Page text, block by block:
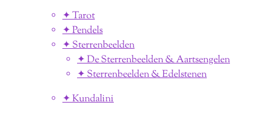
✦ Tarot
✦ Pendels
✦ Sterrenbeelden
✦ De Sterrenbeelden & Aartsengelen
✦ Sterrenbeelden & Edelstenen
✦ Kundalini